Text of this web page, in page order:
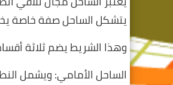
يتشكل الساحل صفة خاصة
وهذا الشريط يضم ثلاثة
الساحل الأمامي: ويشمل